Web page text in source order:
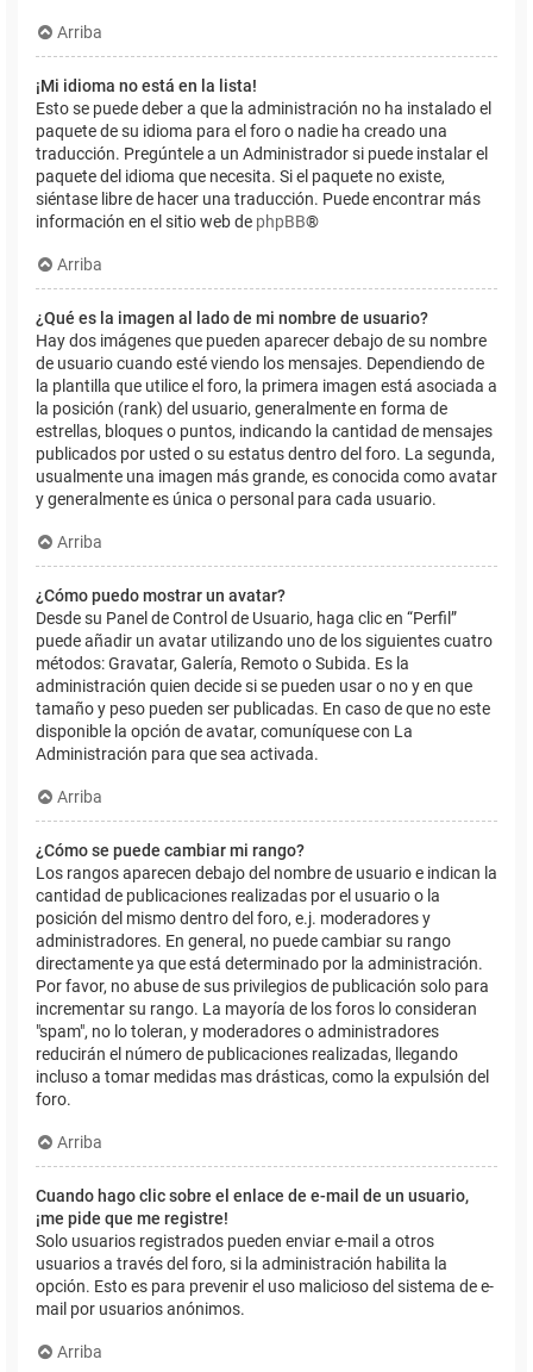
Arriba
¡Mi idioma no está en la lista!
Esto se puede deber a que la administración no ha instalado el
paquete de su idioma para el foro o nadie ha creado una
traducción. Pregúntele a un Administrador si puede instalar el
paquete del idioma que necesita. Si el paquete no existe,
siéntase libre de hacer una traducción. Puede encontrar más
información en el sitio web de phpBB®
Arriba
¿Qué es la imagen al lado de mi nombre de usuario?
Hay dos imágenes que pueden aparecer debajo de su nombre
de usuario cuando esté viendo los mensajes. Dependiendo de
la plantilla que utilice el foro, la primera imagen está asociada a
la posición (rank) del usuario, generalmente en forma de
estrellas, bloques o puntos, indicando la cantidad de mensajes
publicados por usted o su estatus dentro del foro. La segunda,
usualmente una imagen más grande, es conocida como avatar
y generalmente es única o personal para cada usuario.
Arriba
¿Cómo puedo mostrar un avatar?
Desde su Panel de Control de Usuario, haga clic en “Perfil”
puede añadir un avatar utilizando uno de los siguientes cuatro
métodos: Gravatar, Galería, Remoto o Subida. Es la
administración quien decide si se pueden usar o no y en que
tamaño y peso pueden ser publicadas. En caso de que no este
disponible la opción de avatar, comuníquese con La
Administración para que sea activada.
Arriba
¿Cómo se puede cambiar mi rango?
Los rangos aparecen debajo del nombre de usuario e indican la
cantidad de publicaciones realizadas por el usuario o la
posición del mismo dentro del foro, e.j. moderadores y
administradores. En general, no puede cambiar su rango
directamente ya que está determinado por la administración.
Por favor, no abuse de sus privilegios de publicación solo para
incrementar su rango. La mayoría de los foros lo consideran
"spam", no lo toleran, y moderadores o administradores
reducirán el número de publicaciones realizadas, llegando
incluso a tomar medidas mas drásticas, como la expulsión del
foro.
Arriba
Cuando hago clic sobre el enlace de e-mail de un usuario,
¡me pide que me registre!
Solo usuarios registrados pueden enviar e-mail a otros
usuarios a través del foro, si la administración habilita la
opción. Esto es para prevenir el uso malicioso del sistema de e-
mail por usuarios anónimos.
Arriba